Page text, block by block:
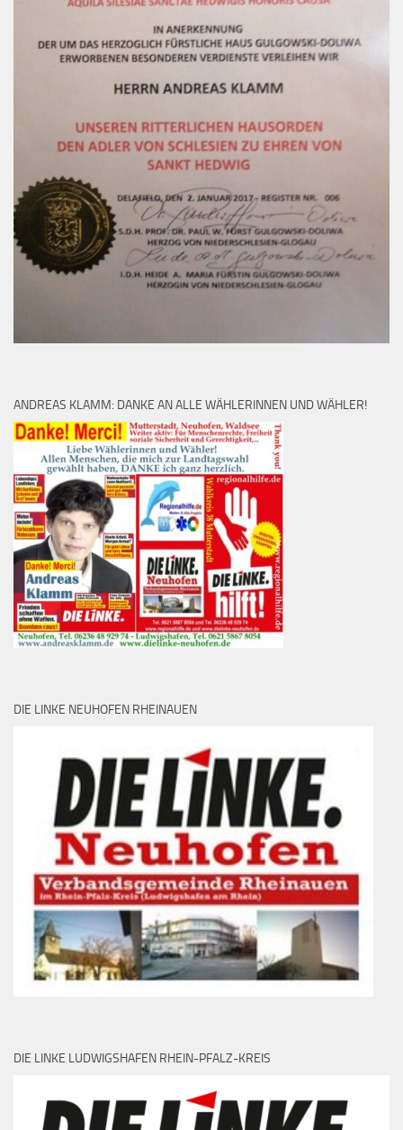
ANDREAS KLAMM: DANKE AN ALLE WÄHLERINNEN UND WÄHLER!
DIE LINKE NEUHOFEN RHEINAUEN
DIE LINKE LUDWIGSHAFEN RHEIN-PFALZ-KREIS